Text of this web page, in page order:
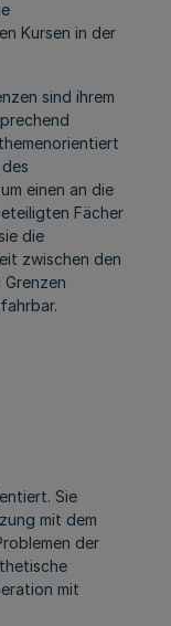
Kursen in der
sind ihrem
einen an die
Fächer
die
zwischen den
Sie
mit dem
der
mit